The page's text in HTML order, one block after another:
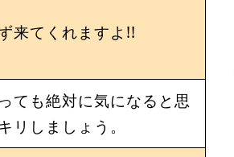
来てくれますよ!!
ても絶対に気になると思
しましょう。